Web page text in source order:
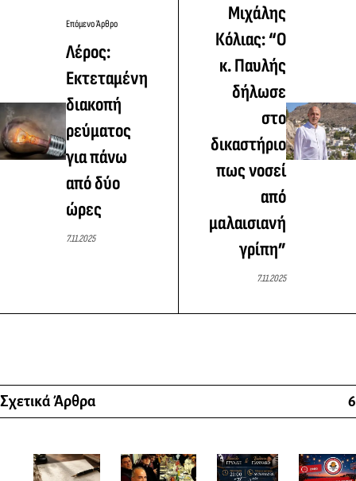
Επόμενο Άρθρο
Λέρος:
Εκτεταμένη
διακοπή
ρεύματος
για πάνω
από δύο
ώρες
7.11.2025
Μιχάλης
Κόλιας: “Ο
κ. Παυλής
δήλωσε
στο
δικαστήριο
πως νοσεί
από
μαλαισιανή
γρίπη”
7.11.2025
Σχετικά Άρθρα 6